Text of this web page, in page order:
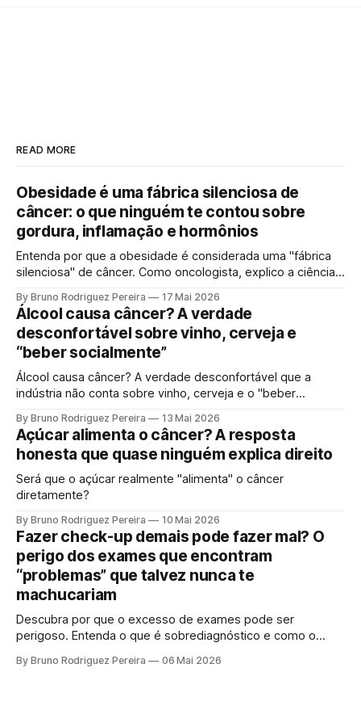
READ MORE
Obesidade é uma fábrica silenciosa de
câncer: o que ninguém te contou sobre
gordura, inflamação e hormônios
Entenda por que a obesidade é considerada uma "fábrica
silenciosa" de câncer. Como oncologista, explico a ciência
desequilíbrio hormonal que alimentam tumores.
By Bruno Rodriguez Pereira 17 Mai 2026
Álcool causa câncer? A verdade
desconfortável sobre vinho, cerveja e
“beber socialmente”
Álcool causa câncer? A verdade desconfortável que a
indústria não conta sobre vinho, cerveja e o "beber
ciência moderna não sustenta mais a ideia de uma "dose
segura".
By Bruno Rodriguez Pereira 13 Mai 2026
Açúcar alimenta o câncer? A resposta
honesta que quase ninguém explica direito
Será que o açúcar realmente "alimenta" o câncer
diretamente?
By Bruno Rodriguez Pereira 10 Mai 2026
Fazer check-up demais pode fazer mal? O
perigo dos exames que encontram
“problemas” que talvez nunca te
machucariam
Descubra por que o excesso de exames pode ser
perigoso. Entenda o que é sobrediagnóstico e como o
desnecessários e ansiedade.
By Bruno Rodriguez Pereira 06 Mai 2026